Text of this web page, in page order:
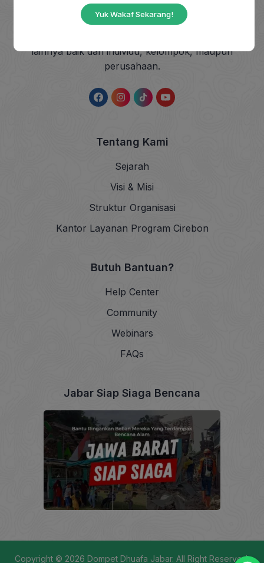
berkhidmat mengangkat harkat sosial masyarakat
dhuafa dengan mendayagunakan zakat, infak,
lainnya baik dari individu, kelompok, maupun
perusahaan.
Tentang Kami
Sejarah
Visi & Misi
Struktur Organisasi
Kantor Layanan Program Cirebon
Butuh Bantuan?
Help Center
Community
Webinars
FAQs
Jabar Siap Siaga Bencana
Copyright © 2026 Dompet Dhuafa Jabar. All Right Reserved.
Yuk Wakaf Sekarang!